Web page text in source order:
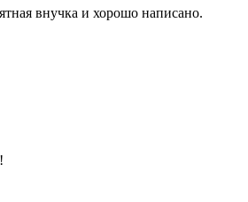
внучка и хорошо написано.